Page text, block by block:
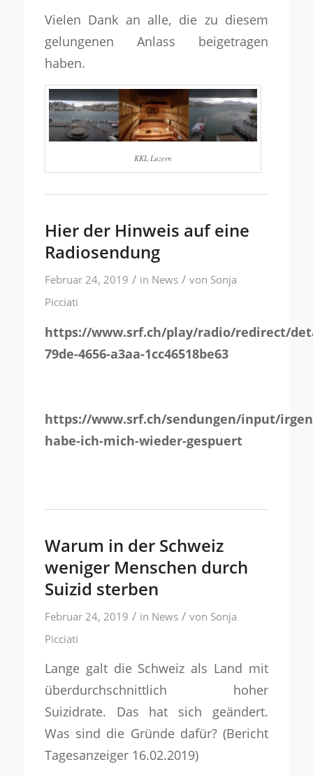
Vielen Dank an alle, die zu diesem
gelungenen Anlass beigetragen
haben.
KKL Luzern
Hier der Hinweis auf eine
Radiosendung
Februar 24, 2019 / in News / von Sonja
Picciati
https://www.srf.ch/play/radio/redirect/
79de-4656-a3aa-1cc46518be63
https://www.srf.ch/sendungen/input/
habe-ich-mich-wieder-gespuert
Warum in der Schweiz
weniger Menschen durch
Suizid sterben
Februar 24, 2019 / in News / von Sonja
Picciati
Lange galt die Schweiz als Land mit
überdurchschnittlich hoher
Suizidrate. Das hat sich geändert.
Was sind die Gründe dafür? (Bericht
Tagesanzeiger 16.02.2019)